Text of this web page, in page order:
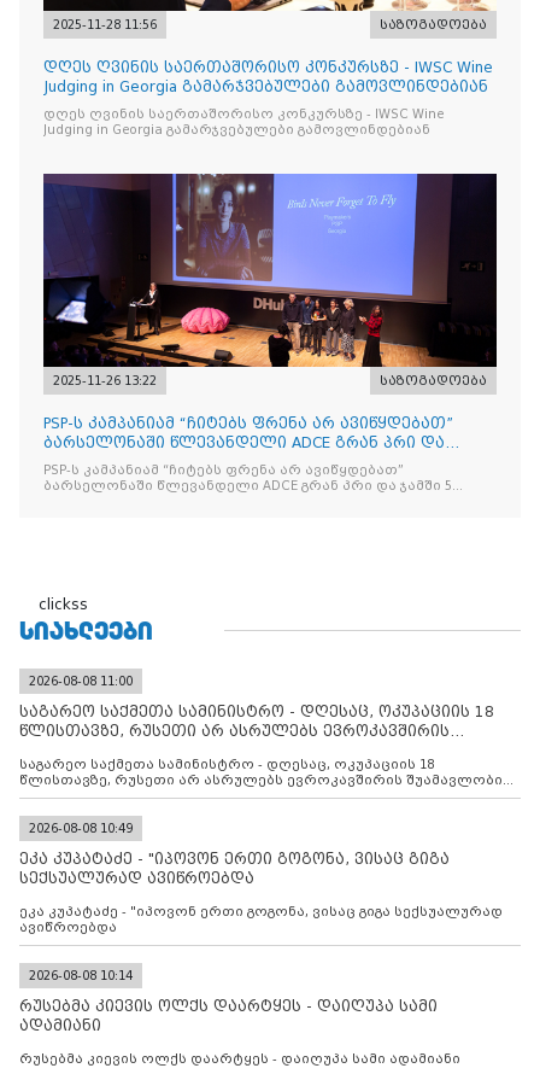
2025-11-28 11:56 საზოგადოება
დღეს ღვინის საერთაშორისო კონკურსზე - IWSC Wine
Judging in Georgia გამარჯვებულები გამოვლინდებიან
დღეს ღვინის საერთაშორისო კონკურსზე - IWSC Wine
Judging in Georgia გამარჯვებულები გამოვლინდებიან
2025-11-26 13:22 საზოგადოება
PSP-ს კამპანიამ “ჩიტებს ფრენა არ ავიწყდებათ”
ბარსელონაში წლევანდელი ADCE გრან პრი და
ჯამში 5 ჯილდო მ
PSP-ს კამპანიამ “ჩიტებს ფრენა არ ავიწყდებათ”
ბარსელონაში წლევანდელი ADCE გრან პრი და ჯამში 5
clickss
ᲡᲘᲐᲮᲚᲔᲔᲑᲘ
2026-08-08 11:00
საგარეო საქმეთა სამინისტრო - დღესაც, ოკუპაციის 18
წლისთავზე, რუსეთი არ ასრულებს ევროკავშირის
საგარეო საქმეთა სამინისტრო - დღესაც, ოკუპაციის 18
წლისთავზე, რუსეთი არ ასრულებს ევროკავშირის შუამავლობით
დადებულ 2008 წლის 12 აგვისტოს ცეცხლის შეწყვეტის
კონტროლს ოკუპირებულ რეგიონებში, აგრძელებს მათი
მილიტარიზაციის პროცესს და აქტიურად დგამს ნაბიჯებს მათი
ფაქტობრივი ანექსიისკენ
2026-08-08 10:49
ეკა კუპატაძე - "იპოვონ ერთი გოგონა, ვისაც გიგა
სექსუალურად ავიწროებდა
ეკა კუპატაძე - "იპოვონ ერთი გოგონა, ვისაც გიგა სექსუალურად
ავიწროებდა
2026-08-08 10:14
რუსებმა კიევის ოლქს დაარტყეს - დაიღუპა სამი
ადამიანი
რუსებმა კიევის ოლქს დაარტყეს - დაიღუპა სამი ადამიანი